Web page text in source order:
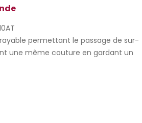
permettant le passage de sur-
une même couture en gardant un